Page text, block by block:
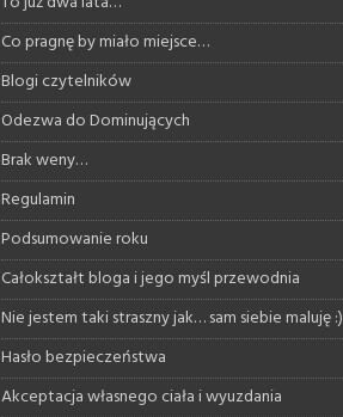
Co pragnę by miało miejsce…
Blogi czytelników
Odezwa do Dominujących
Brak weny…
Regulamin
Podsumowanie roku
Całokształt bloga i jego myśl przewodnia
Nie jestem taki straszny jak… sam siebie maluję :)
Hasło bezpieczeństwa
Akceptacja własnego ciała i wyuzdania